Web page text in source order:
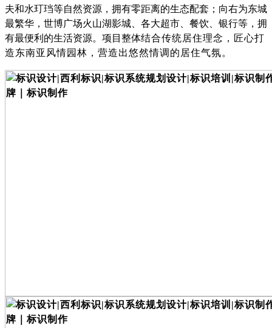
夫和水玎珰等自然资源，拥有零距离的生态配套；向右为东城
最繁华，世博广场火山湖影城、各大超市、餐饮、银行等，拥
有最便利的生活资源。项目整体结合传统居住理念，匠心打
造东南亚风情园林，营造出悠然情调的居住气氛。